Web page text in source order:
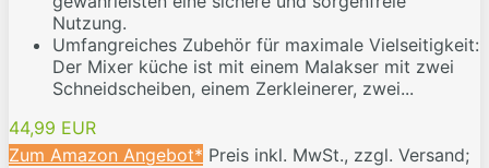
Nutzung.
Umfangreiches Zubehör für maximale Vielseitigkeit:
Der Mixer küche ist mit einem Malakser mit zwei
Schneidscheiben, einem Zerkleinerer, zwei...
44,99 EUR
Zum Amazon Angebot* Preis inkl. MwSt., zzgl. Versand;